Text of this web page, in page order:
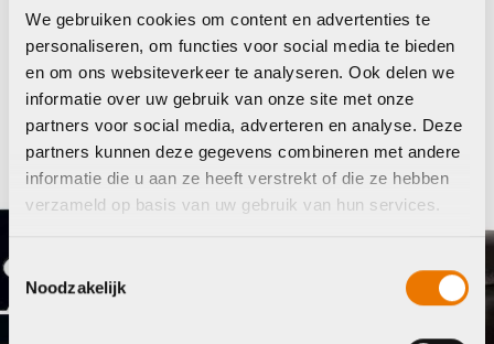
We gebruiken cookies om content en advertenties te
personaliseren, om functies voor social media te bieden
en om ons websiteverkeer te analyseren. Ook delen we
informatie over uw gebruik van onze site met onze
partners voor social media, adverteren en analyse. Deze
partners kunnen deze gegevens combineren met andere
informatie die u aan ze heeft verstrekt of die ze hebben
verzameld op basis van uw gebruik van hun services.
Toestemmingsselectie
Noodzakelijk
Maak je fiets compleet
Bekijk alle accessoires
Xlc